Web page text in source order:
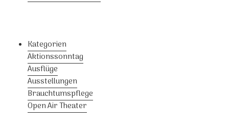
Kategorien
Aktionssonntag
Ausflüge
Ausstellungen
Brauchtumspflege
Open Air Theater